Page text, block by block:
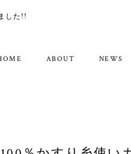
した!!
ABOUT NEWS